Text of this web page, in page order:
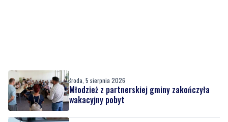
środa, 5 sierpnia 2026
Młodzież z partnerskiej gminy zakończyła
wakacyjny pobyt